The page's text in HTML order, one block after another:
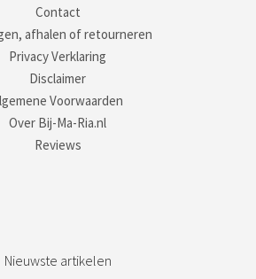
Contact
afhalen of retourneren
Privacy Verklaring
Disclaimer
Voorwaarden
Over Bij-Ma-Ria.nl
Reviews
Nieuwste artikelen